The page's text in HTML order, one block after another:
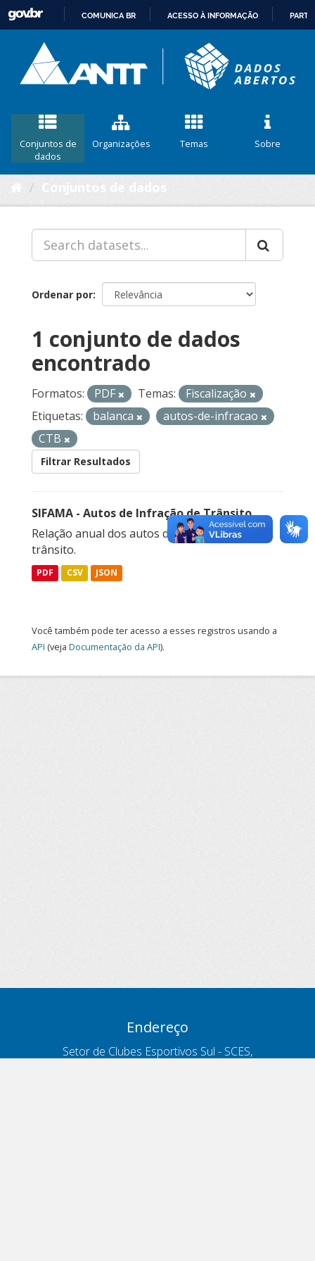
CONTEÚDO
COMUNICA BR ACESSO À INFORMAÇÃO
Conjuntos de
dados
Organizações Temas Sobre
Ordenar por
1 conjunto de dados
encontrado
Formatos: PDF Temas:
Fiscalização
Etiquetas:
balanca
autos-de-infracao
CTB
Filtrar Resultados
SIFAMA - Autos de Infração de Trânsito
Relação anual dos autos de infração de
trânsito.
PDF CSV JSON
Você também pode ter acesso a esses registros usando a
API (veja Documentação da API).
Endereço
Setor de Clubes Esportivos Sul - SCES,